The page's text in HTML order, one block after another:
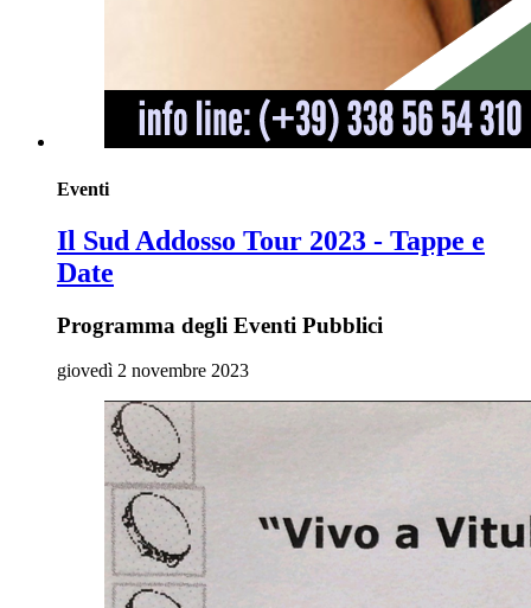
Eventi
Il Sud Addosso Tour 2023 - Tappe e
Date
Programma degli Eventi Pubblici
giovedì 2 novembre 2023